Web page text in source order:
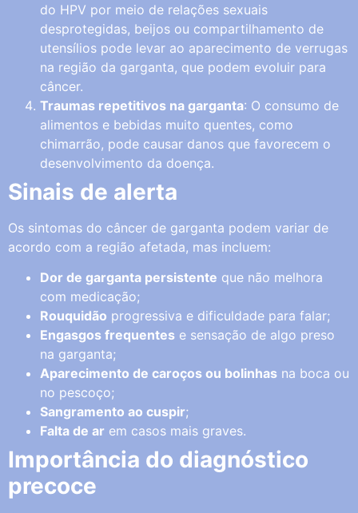
do HPV por meio de relações sexuais
desprotegidas, beijos ou compartilhamento de
utensílios pode levar ao aparecimento de verrugas
na região da garganta, que podem evoluir para
câncer.
Traumas repetitivos na garganta: O consumo de
alimentos e bebidas muito quentes, como
chimarrão, pode causar danos que favorecem o
desenvolvimento da doença.
Sinais de alerta
Os sintomas do câncer de garganta podem variar de
acordo com a região afetada, mas incluem:
Dor de garganta persistente que não melhora
com medicação;
Rouquidão progressiva e dificuldade para falar;
Engasgos frequentes e sensação de algo preso
na garganta;
Aparecimento de caroços ou bolinhas na boca ou
no pescoço;
Sangramento ao cuspir;
Falta de ar em casos mais graves.
Importância do diagnóstico
precoce